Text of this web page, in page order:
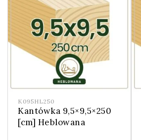
K095HL250
Kantówka 9,5×9,5×250
[cm] Heblowana